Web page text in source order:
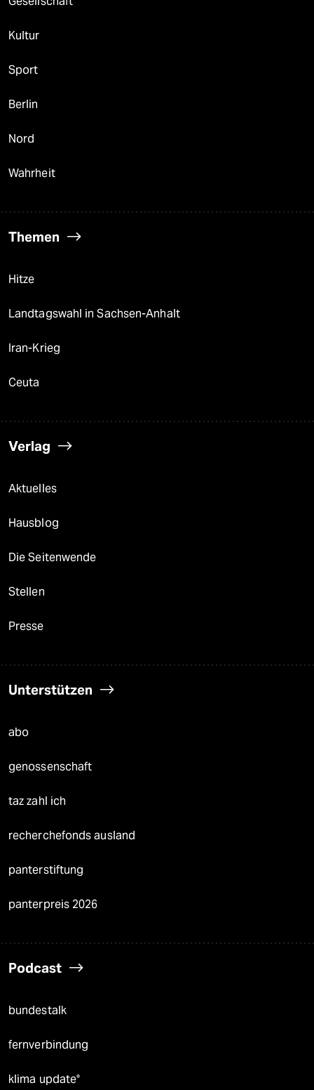
Kultur
Sport
Berlin
Nord
Wahrheit
Themen
Hitze
Landtagswahl in Sachsen-Anhalt
Iran-Krieg
Ceuta
Verlag
Aktuelles
Hausblog
Die Seitenwende
Stellen
Presse
Unterstützen
abo
genossenschaft
taz zahl ich
recherchefonds ausland
panterstiftung
panterpreis 2026
Podcast
bundestalk
fernverbindung
klima update°